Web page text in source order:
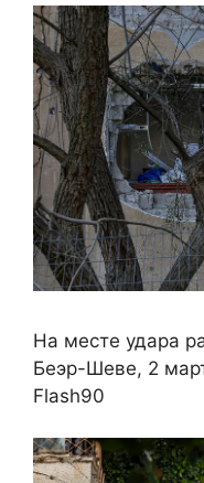
На месте удара
Беэр-Шеве, 2
Flash90